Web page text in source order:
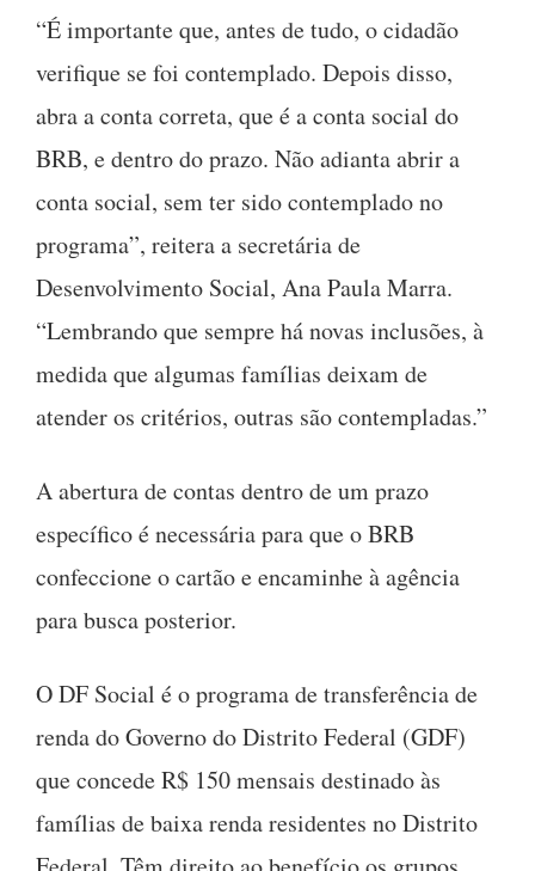
“É importante que, antes de tudo, o cidadão
verifique se foi contemplado. Depois disso,
abra a conta correta, que é a conta social do
BRB, e dentro do prazo. Não adianta abrir a
conta social, sem ter sido contemplado no
programa”, reitera a secretária de
Desenvolvimento Social, Ana Paula Marra.
“Lembrando que sempre há novas inclusões, à
medida que algumas famílias deixam de
atender os critérios, outras são contempladas.”
A abertura de contas dentro de um prazo
específico é necessária para que o BRB
confeccione o cartão e encaminhe à agência
para busca posterior.
O DF Social é o programa de transferência de
renda do Governo do Distrito Federal (GDF)
que concede R$ 150 mensais destinado às
famílias de baixa renda residentes no Distrito